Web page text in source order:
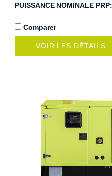
PUISSANCE NOMINALE PRP:
Comparer
VOIR LES DÉTAILS